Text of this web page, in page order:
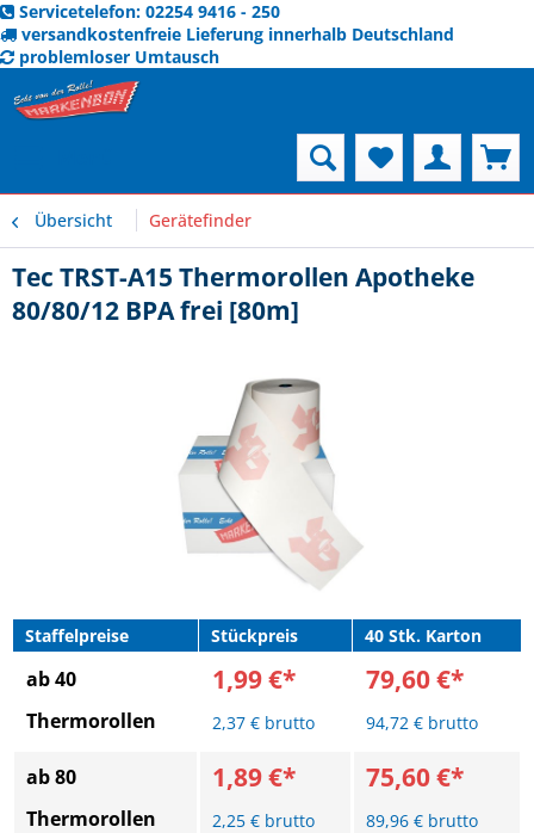
Servicetelefon: 02254 9416 - 250
versandkostenfreie Lieferung innerhalb Deutschland
problemloser Umtausch
Übersicht Gerätefinder
Tec TRST-A15 Thermorollen Apotheke
80/80/12 BPA frei [80m]
Staffelpreise Stückpreis 40 Stk. Karton
ab 40
Thermorollen
1,99 €*
2,37 € brutto
79,60 €*
94,72 € brutto
ab 80
Thermorollen
1,89 €*
2,25 € brutto
75,60 €*
89,96 € brutto